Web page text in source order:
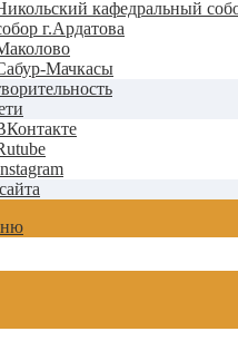
кафедральный
г.Ардатова
Мачкасы